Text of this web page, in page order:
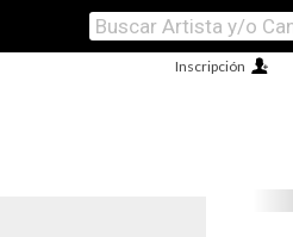
Inscripción